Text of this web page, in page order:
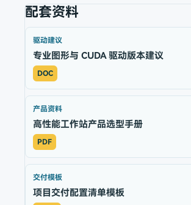
配套资料
驱动建议
专业图形与 CUDA 驱动版本建议
DOC
产品资料
高性能工作站产品选型手册
PDF
交付模板
项目交付配置清单模板